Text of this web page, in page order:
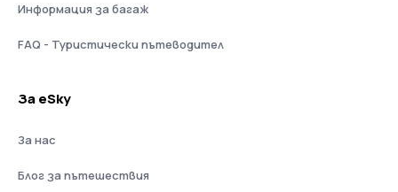
Информация за багаж
FAQ - Туристически пътеводител
За eSky
За нас
Блог за пътешествия